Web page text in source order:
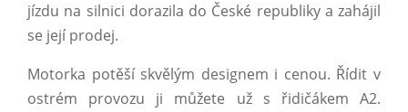
jízdu na silnici dorazila do České republiky a zahájil
se její prodej.
Motorka potěší skvělým designem i cenou. Řídit v
ostrém provozu ji můžete už s řidičákem A2.